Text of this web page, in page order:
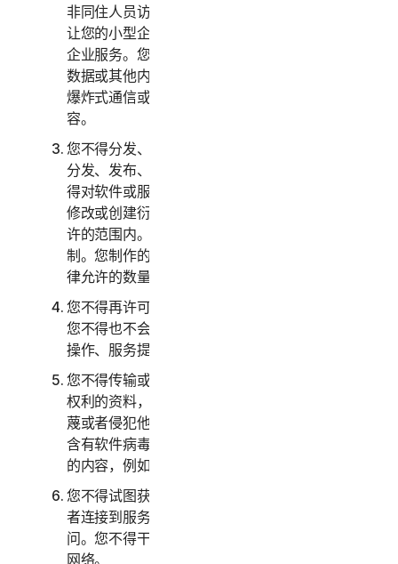
非同住人员访问、使用或共享消费者服务，亦不得
让您的小型企业员工以外的人员访问、使用或共享
企业服务。您不得与超出合理数量的人士共享任何
数据或其他内容，包括但不限于向大量收件人发送
爆炸式通信或与您不认识或不认识您的人士共享内
容。
您不得分发、发布、复制、使用或出售或允许他人
分发、发布、复制、使用或出售软件或服务。您不
得对软件或服务进行反向工程、反编译、反汇编、
修改或创建衍生作品，除非且仅在适用法律明确允
许的范围内。您必须遵守软件和服务的任何技术限
制。您制作的软件副本不得超过本文指定或适用法
律允许的数量。
您不得再许可、出租、租赁和/或借出软件或服务。
您不得也不会允许他人将服务作为设备管理、分时
操作、服务提供商或服务部门安排的一部分提供。
您不得传输或存储可能侵犯第三方知识产权或其他
权利的资料，或者其他具有非法、侵权、诽谤、诬
蔑或者侵犯他人隐私性质的资料。您不得传输任何
含有软件病毒或其他有害计算机代码、文件或程序
的内容，例如特洛伊木马、蠕虫或者定时炸弹。
您不得试图获取对任何服务或者其他用户的帐户或
者连接到服务的计算机系统或网络的未经授权访
问。您不得干扰或中断连接到任何服务的服务器或
网络。